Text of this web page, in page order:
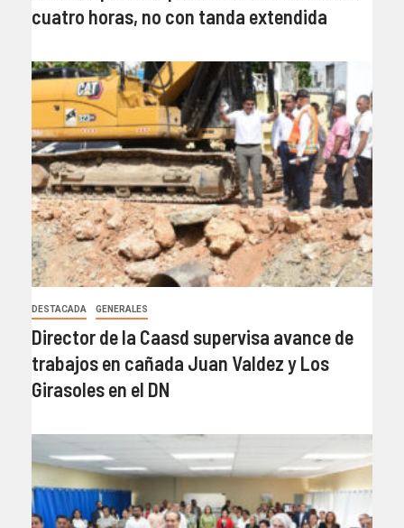
cuatro horas, no con tanda extendida
DESTACADA GENERALES
Director de la Caasd supervisa avance de
trabajos en cañada Juan Valdez y Los
Girasoles en el DN